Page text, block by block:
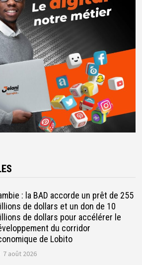
: la BAD accorde un prêt de 255
de dollars et un don de 10
de dollars pour accélérer le
du corridor
de Lobito
7 août 2026